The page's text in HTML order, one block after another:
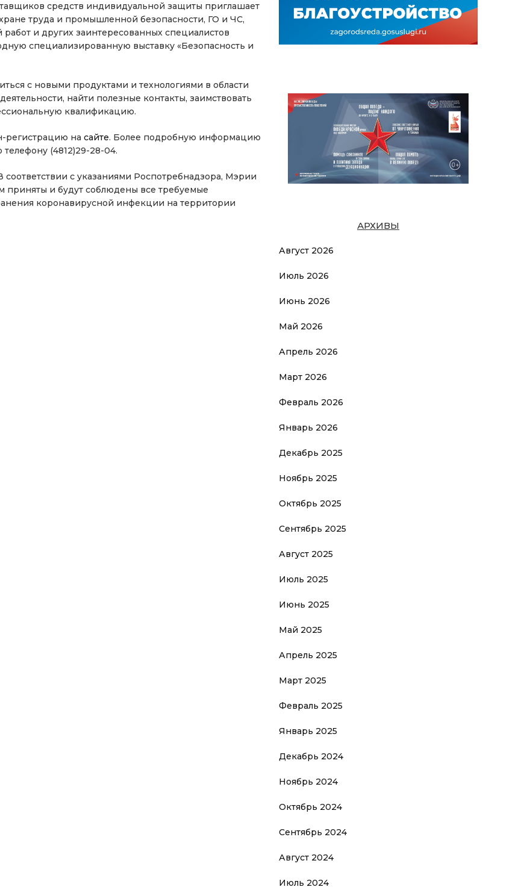
средств индивидуальной защиты приглашает
труда и промышленной безопасности, ГО и ЧС,
и других заинтересованных специалистов
специализированную выставку «Безопасность и
с новыми продуктами и технологиями в области
найти полезные контакты, заимствовать
квалификацию.
регистрацию на сайте. Более подробную информацию
(4812)29-28-04.
с указаниями Роспотребнадзора, Мэрии
и будут соблюдены все требуемые
коронавирусной инфекции на территории
АРХИВЫ
Август 2026
Июль 2026
Июнь 2026
Май 2026
Апрель 2026
Март 2026
Февраль 2026
Январь 2026
Декабрь 2025
Ноябрь 2025
Октябрь 2025
Сентябрь 2025
Август 2025
Июль 2025
Июнь 2025
Май 2025
Апрель 2025
Март 2025
Февраль 2025
Январь 2025
Декабрь 2024
Ноябрь 2024
Октябрь 2024
Сентябрь 2024
Август 2024
Июль 2024